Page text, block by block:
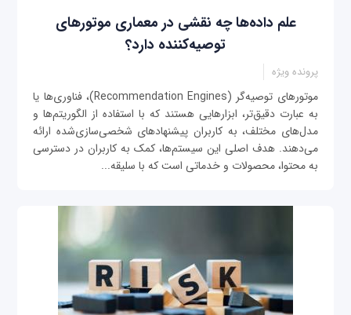
علم داده‌ها چه نقشی در معماری موتورهای
توصیه‌کننده دارد؟
پرونده ویژه
موتورهای توصیه‌گر (Recommendation Engines)، فناوری‌ها یا
به عبارت دقیق‌تر، ابزارهایی هستند که با استفاده از الگوریتم‌ها و
مدل‌های مختلف، به کاربران پیشنهادهای شخصی‌سازی‌شده ارائه
می‌دهند. هدف اصلی این سیستم‌ها، کمک به کاربران در دسترسی
به محتوا، محصولات و خدماتی است که با سلیقه...